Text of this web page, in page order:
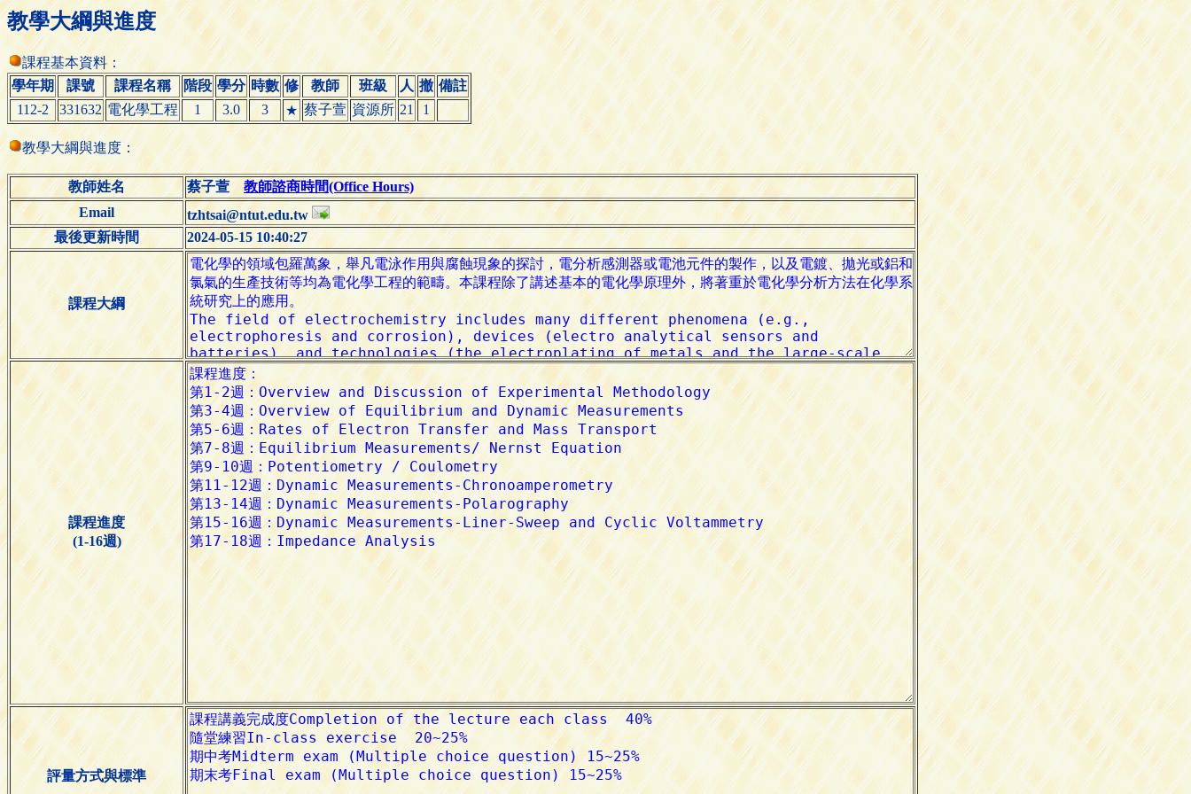
教學大綱與進度
課程基本資料：
學年期
課號 課程名稱 階段 學分 時數 修 教師 班級 人 撤 備註
112-2
331632 電化學工程 1 3.0 3 ★ 蔡子萱 資源所 21 1
教學大綱與進度：
教師姓名 蔡子萱 教師諮商時間(Office Hours)
Email
tzhtsai@ntut.edu.tw
最後更新時間
2024-05-15 10:40:27
課程大綱
課程進度
(1-16週)
評量方式與標準